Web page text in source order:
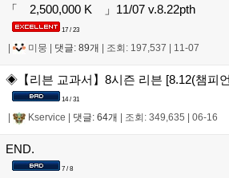
「 2,500,000 K 」11/07 v.8.22pth
17 / 23
| 미뭉 | 댓글: 89개 | 조회: 197,537 | 11-07
◈【리븐 교과서】8시즌 리븐 [8.12(챔피
14 / 31
Kservice 댓글: 64개 조회: 349,635 06-16
END.
7 / 8